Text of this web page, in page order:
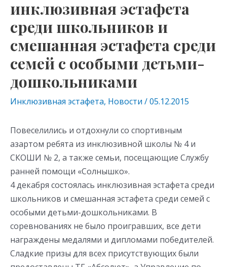
инклюзивная эстафета
среди школьников и
смешанная эстафета среди
семей с особыми детьми-
дошкольниками
Инклюзивная эстафета, Новости /05.12.2015
Повеселились и отдохнули со спортивным
азартом ребята из инклюзивной школы № 4 и
СКОШИ № 2, а также семьи, посещающие Службу
ранней помощи «Солнышко».
4 декабря состоялась инклюзивная эстафета среди
школьников и смешанная эстафета среди семей с
особыми детьми-дошкольниками. В
соревнованиях не было проигравших, все дети
награждены медалями и дипломами победителей.
Сладкие призы для всех присутствующих были